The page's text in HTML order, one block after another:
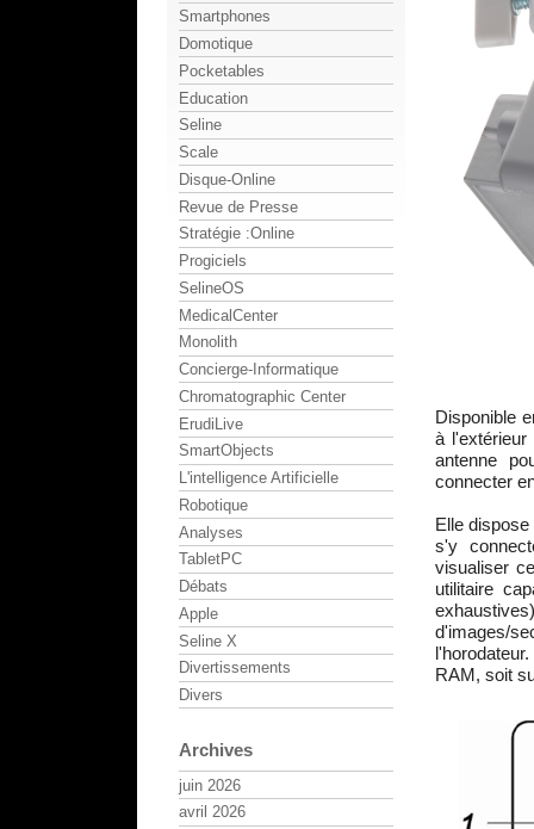
Disponible
à
antenne
connecter
Elle
s'y
visualiser
utilitaire
d'images/
RAM, soit
Smartphones
Domotique
Pocketables
Education
Seline
Scale
Disque-Online
Revue de Presse
Stratégie :Online
Progiciels
SelineOS
MedicalCenter
Monolith
Concierge-Informatique
Chromatographic Center
ErudiLive
SmartObjects
L'intelligence Artificielle
Robotique
Analyses
TabletPC
Débats
Apple
Seline X
Divertissements
Divers
Archives
juin 2026
avril 2026